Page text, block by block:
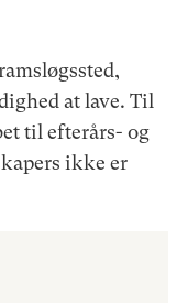
at lave. Til
til efterårs- og
ikke er